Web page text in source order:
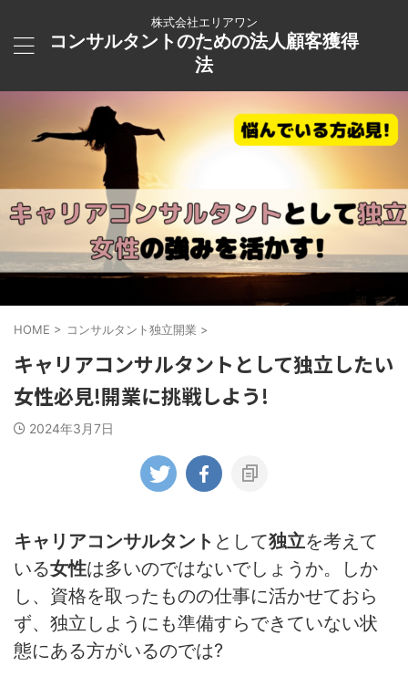
株式会社エリアワン
コンサルタントのための法人顧客獲得
法
HOME > コンサルタント独立開業 >
キャリアコンサルタントとして独立したい
女性必見!開業に挑戦しよう!
2024年3月7日
キャリアコンサルタント として独立を考えて
いる女性は多いのではないでしょうか。しか
し、資格を取ったものの仕事に活かせておら
ず、独立しようにも準備すらできていない状
態にある方がいるのでは?